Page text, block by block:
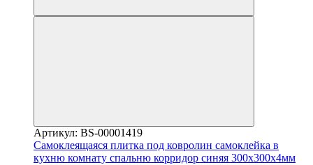
Артикул: BS-00001419
Самоклеящаяся плитка под ковролин самоклейка в
кухню комнату спальню корридор синяя 300х300х4мм